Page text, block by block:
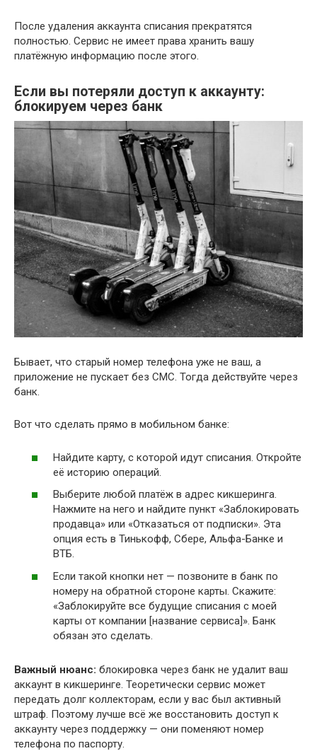
После удаления аккаунта списания прекратятся
полностью. Сервис не имеет права хранить вашу
платёжную информацию после этого.
Если вы потеряли доступ к аккаунту:
блокируем через банк
Бывает, что старый номер телефона уже не ваш, а
приложение не пускает без СМС. Тогда действуйте через
банк.
Вот что сделать прямо в мобильном банке:
Найдите карту, с которой идут списания. Откройте
её историю операций.
Выберите любой платёж в адрес кикшеринга.
Нажмите на него и найдите пункт «Заблокировать
продавца» или «Отказаться от подписки». Эта
опция есть в Тинькофф, Сбере, Альфа-Банке и
ВТБ.
Если такой кнопки нет — позвоните в банк по
номеру на обратной стороне карты. Скажите:
«Заблокируйте все будущие списания с моей
карты от компании [название сервиса]». Банк
обязан это сделать.
Важный нюанс: блокировка через банк не удалит ваш
аккаунт в кикшеринге. Теоретически сервис может
передать долг коллекторам, если у вас был активный
штраф. Поэтому лучше всё же восстановить доступ к
аккаунту через поддержку — они поменяют номер
телефона по паспорту.